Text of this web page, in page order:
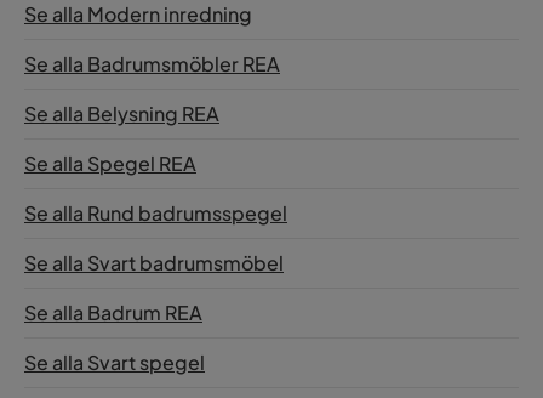
Se alla Modern inredning
Se alla Badrumsmöbler REA
Se alla Belysning REA
Se alla Spegel REA
Se alla Rund badrumsspegel
Se alla Svart badrumsmöbel
Se alla Badrum REA
Se alla Svart spegel